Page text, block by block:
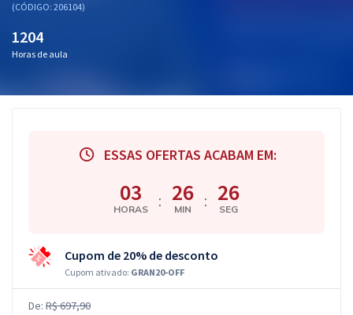
Conteúdo gratuito
(CÓDIGO: 206104)
1204
Horas de aula
ESSAS OFERTAS ACABAM EM:
03
HORAS : 26
MIN : 25
SEG
Cupom de 20% de desconto
Cupom ativado: GRAN20-OFF
De: R$ 697,90